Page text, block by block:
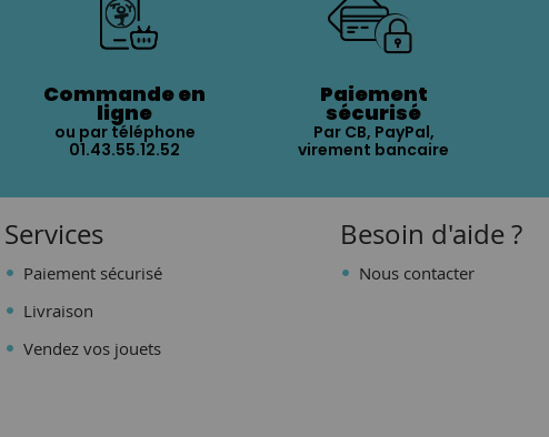
Commande en
ligne
ou par téléphone
01.43.55.12.52
Paiement
sécurisé
Par CB, PayPal,
virement bancaire
Services
Paiement sécurisé
Livraison
Vendez vos jouets
Besoin d'aide ?
Nous contacter